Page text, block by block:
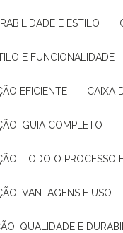
E ESTILO
E FUNCIONALIDADE
EFICIENTE
GUIA COMPLETO
TODO O PROCESSO
VANTAGENS E USO
QUALIDADE E